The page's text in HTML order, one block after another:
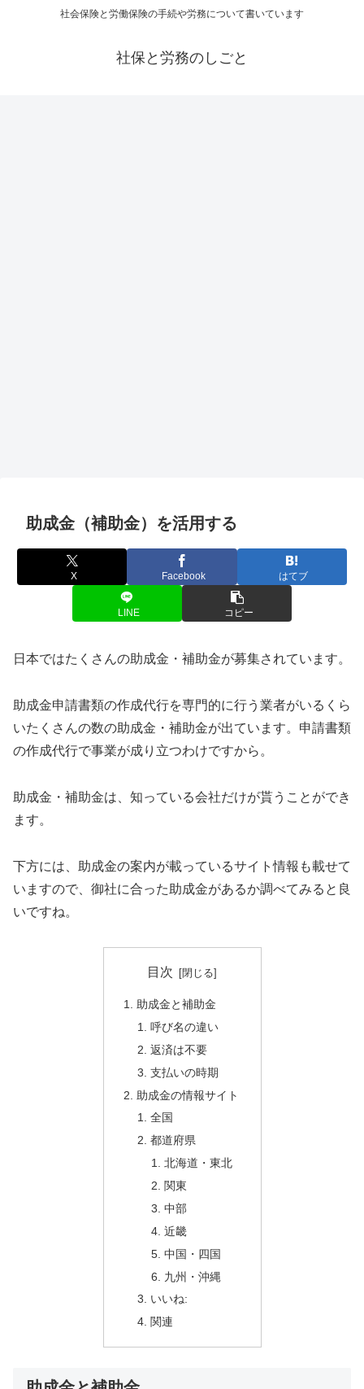
社会保険と労働保険の手続や労務について書いています
社保と労務のしごと
助成金（補助金）を活用する
X Facebook はてブ
LINE コピー
日本ではたくさんの助成金・補助金が募集されています。
助成金申請書類の作成代行を専門的に行う業者がいるくら
いたくさんの数の助成金・補助金が出ています。申請書類
の作成代行で事業が成り立つわけですから。
助成金・補助金は、知っている会社だけが貰うことができ
ます。
下方には、助成金の案内が載っているサイト情報も載せて
いますので、御社に合った助成金があるか調べてみると良
いですね。
目次
助成金と補助金
呼び名の違い
返済は不要
支払いの時期
助成金の情報サイト
全国
都道府県
北海道・東北
関東
中部
近畿
中国・四国
九州・沖縄
いいね:
関連